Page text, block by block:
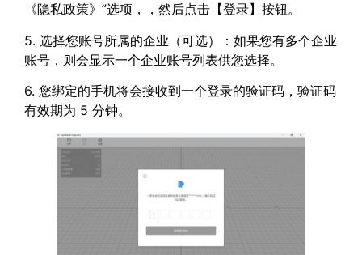
《隐私政策》”选项，，然后点击【登录】按钮。
5. 选择您账号所属的企业（可选）：如果您有多个企业
账号，则会显示一个企业账号列表供您选择。
6. 您绑定的手机将会接收到一个登录的验证码，验证码
有效期为 5 分钟。